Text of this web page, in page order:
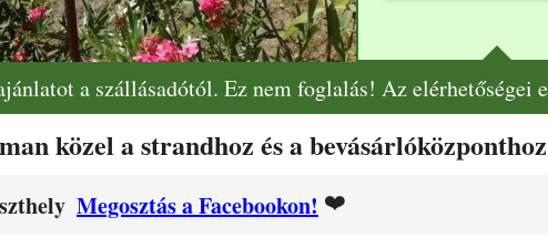
a szállásadótól. Ez nem foglalás! Az elérhetőségei
közel a strandhoz és a
Megosztás a Facebookon! ❤️